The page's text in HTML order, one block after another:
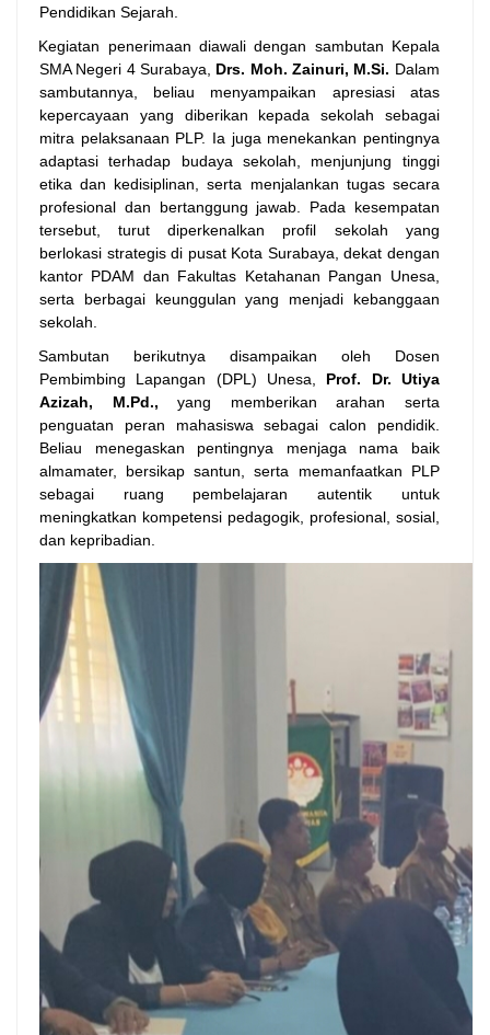
Pendidikan Sejarah.
Kegiatan penerimaan diawali dengan sambutan Kepala
SMA Negeri 4 Surabaya, Drs. Moh. Zainuri, M.Si. Dalam
sambutannya, beliau menyampaikan apresiasi atas
kepercayaan yang diberikan kepada sekolah sebagai
mitra pelaksanaan PLP. Ia juga menekankan pentingnya
adaptasi terhadap budaya sekolah, menjunjung tinggi
etika dan kedisiplinan, serta menjalankan tugas secara
profesional dan bertanggung jawab. Pada kesempatan
tersebut, turut diperkenalkan profil sekolah yang
berlokasi strategis di pusat Kota Surabaya, dekat dengan
kantor PDAM dan Fakultas Ketahanan Pangan Unesa,
serta berbagai keunggulan yang menjadi kebanggaan
sekolah.
Sambutan berikutnya disampaikan oleh Dosen
Pembimbing Lapangan (DPL) Unesa, Prof. Dr. Utiya
Azizah, M.Pd., yang memberikan arahan serta
penguatan peran mahasiswa sebagai calon pendidik.
Beliau menegaskan pentingnya menjaga nama baik
almamater, bersikap santun, serta memanfaatkan PLP
sebagai ruang pembelajaran autentik untuk
meningkatkan kompetensi pedagogik, profesional, sosial,
dan kepribadian.